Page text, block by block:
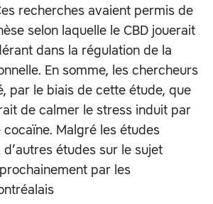
recherches avaient permis de
selon laquelle le CBD jouerait
dans la régulation de la
En somme, les chercheurs
par le biais de cette étude, que
de calmer le stress induit par
Malgré les études
études sur le sujet
par les